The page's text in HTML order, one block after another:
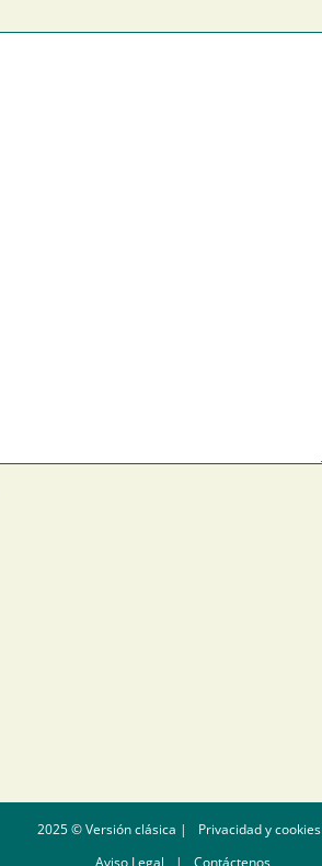
2025 © Versión clásica |
Privacidad y cookies